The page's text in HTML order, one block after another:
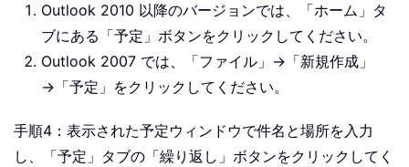
Outlook 2010 以降のバージョンでは、「ホーム」タ
ブにある「予定」ボタンをクリックしてください。
Outlook 2007 では、「ファイル」→「新規作成」
→「予定」をクリックしてください。
手順4：表示された予定ウィンドウで件名と場所を入力
し、「予定」タブの「繰り返し」ボタンをクリックしてく